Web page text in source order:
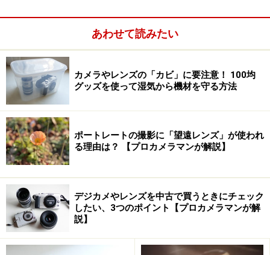
あわせて読みたい
カメラやレンズの「カビ」に要注意！ 100均
グッズを使って湿気から機材を守る方法
ポートレートの撮影に「望遠レンズ」が使われ
る理由は？ 【プロカメラマンが解説】
デジカメやレンズを中古で買うときにチェック
したい、3つのポイント【プロカメラマンが解
説】